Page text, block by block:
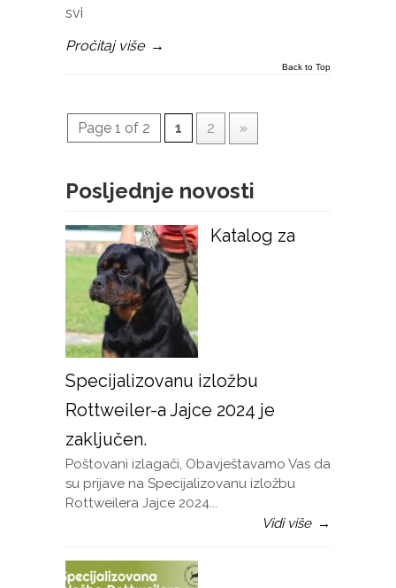
svi
Pročitaj više →
Back to Top
Page 1 of 2 1 2 »
Posljednje novosti
Katalog za
Specijalizovanu izložbu
Rottweiler-a Jajce 2024 je
zaključen.
Poštovani izlagači, Obavještavamo Vas da
su prijave na Specijalizovanu izložbu
Rottweilera Jajce 2024...
Vidi više →